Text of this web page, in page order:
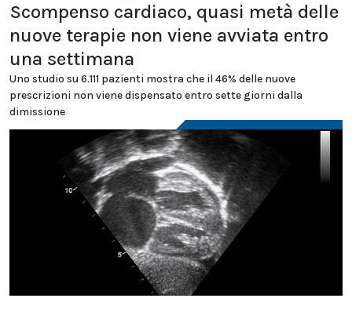
Scompenso cardiaco, quasi metà delle
nuove terapie non viene avviata entro
una settimana
Uno studio su 6.111 pazienti mostra che il 46% delle nuove
prescrizioni non viene dispensato entro sette giorni dalla
dimissione